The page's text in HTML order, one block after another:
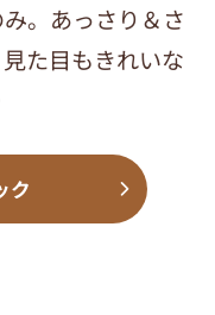
。あっさり＆さ
た目もきれいな
ク